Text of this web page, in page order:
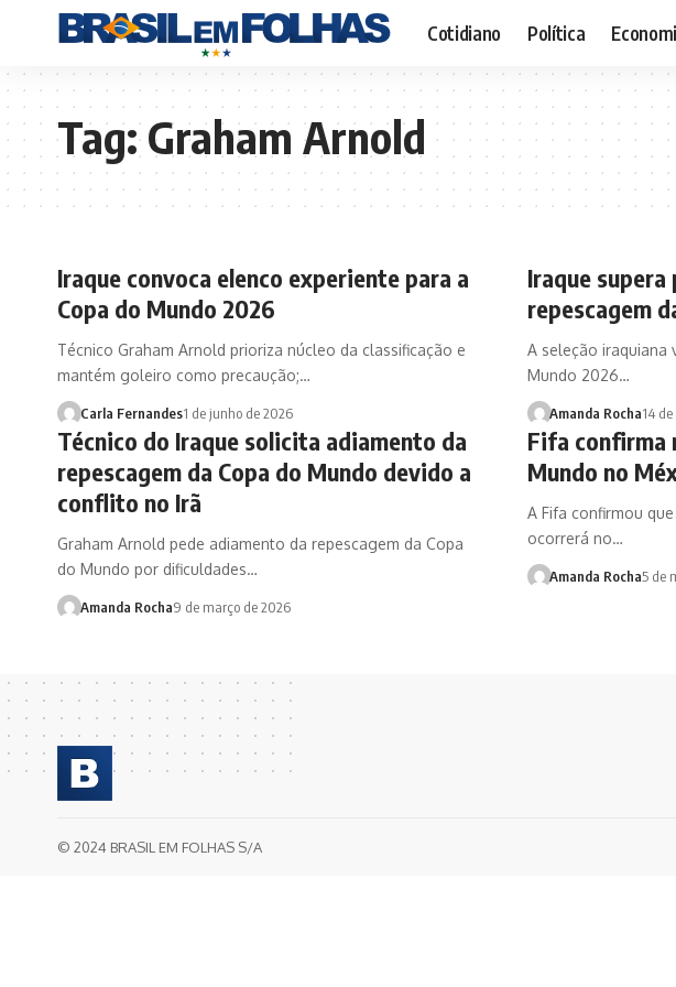
Cotidiano Política
Tag:Graham Arnold
Iraque convoca elenco experiente para a
Copa do Mundo 2026
Técnico Graham Arnold prioriza núcleo da classificação e
mantém goleiro como precaução;…
Carla Fernandes1 de junho de 2026
Iraque
repescagem
A seleção iraquiana
Mundo 2026…
Amanda Rocha14
Técnico do Iraque solicita adiamento da
repescagem da Copa do Mundo devido a
conflito no Irã
Graham Arnold pede adiamento da repescagem da Copa
do Mundo por dificuldades…
Amanda Rocha9 de março de 2026
Fifa confirma
Mundo no
A Fifa confirmou
ocorrerá no…
Amanda Rocha5 de
© 2024 BRASIL EM FOLHAS S/A